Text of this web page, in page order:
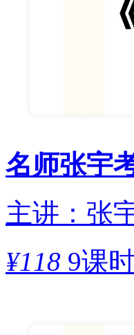
名师张宇
主讲：张
¥118 9课时